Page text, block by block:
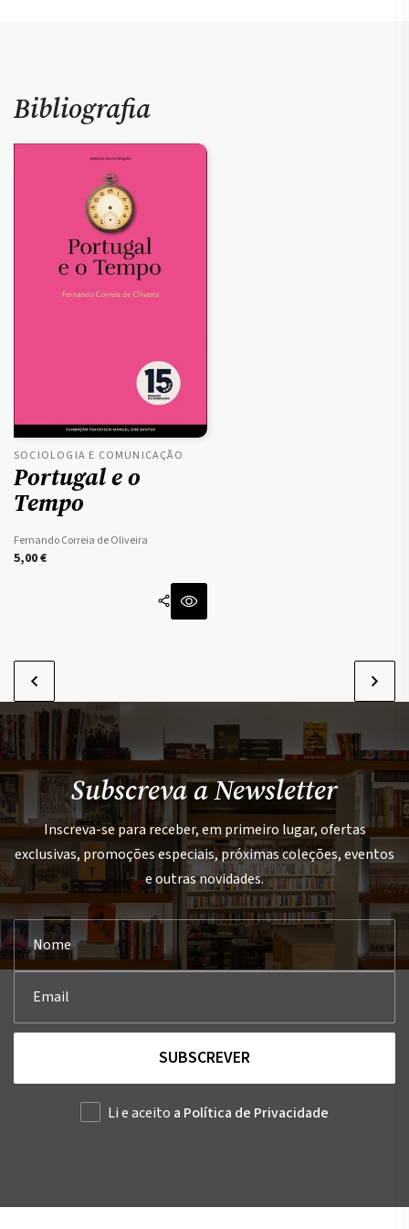
Bibliografia
SOCIOLOGIA E COMUNICAÇÃO
Portugal e o
Tempo
Fernando Correia de Oliveira
5,00€
Subscreva a Newsletter
Inscreva-se para receber, em primeiro lugar, ofertas
exclusivas, promoções especiais, próximas coleções, eventos
e outras novidades.
SUBSCREVER
Li e aceito a Política de Privacidade